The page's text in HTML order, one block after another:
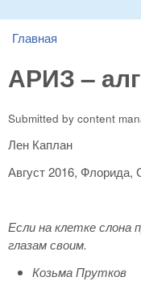
You are here
Главная
АРИЗ –
Submitted by content
Лен Каплан
Август 2016,
Если на клетке слона
глазам своим.
Козьма Прутков